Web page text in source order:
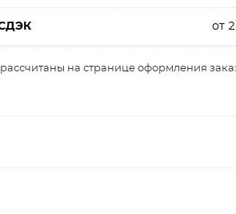
от
на странице оформления